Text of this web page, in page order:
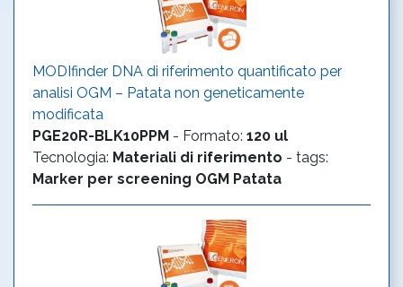
MODIfinder DNA di riferimento quantificato per
analisi OGM – Patata non geneticamente
modificata
PGE20R-BLK10PPM - Formato: 120 ul
Tecnologia: Materiali di riferimento - tags:
Marker per screening OGM Patata